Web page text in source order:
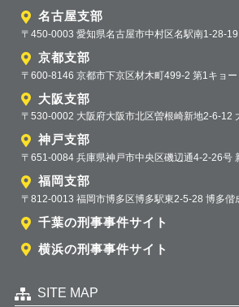
名古屋支部
〒450-0003 愛知県名古屋市中村区名駅南1-28-
京都支部
〒600-8146 京都市下京区材木町499-2 第1キョ
大阪支部
〒530-0002 大阪府大阪市北区曽根崎新地2-6-12
神戸支部
〒651-0084 兵庫県神戸市中央区磯辺通4-2-26号
福岡支部
〒812-0013 福岡市博多区博多駅東2-5-28 博多偕
千葉の刑事事件サイト
横浜の刑事事件サイト
SITE MAP